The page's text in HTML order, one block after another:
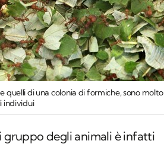
di una colonia di formiche, sono molto
individui
degli animali è infatti